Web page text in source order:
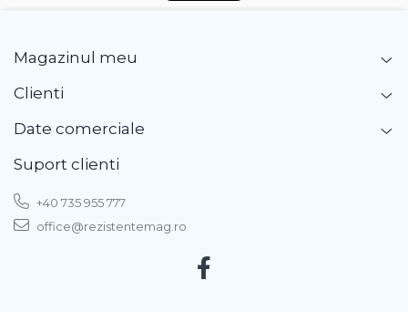
Magazinul meu
Clienti
Date comerciale
Suport clienti
+40 735 955 777
office@rezistentemag.ro